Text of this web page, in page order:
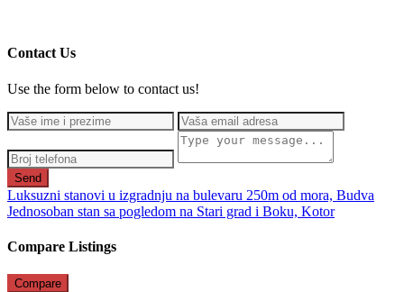
Contact Us
Use the form below to contact us!
Send
Luksuzni stanovi u izgradnju na bulevaru 250m od mora, Budva
Jednosoban stan sa pogledom na Stari grad i Boku, Kotor
Compare Listings
Compare